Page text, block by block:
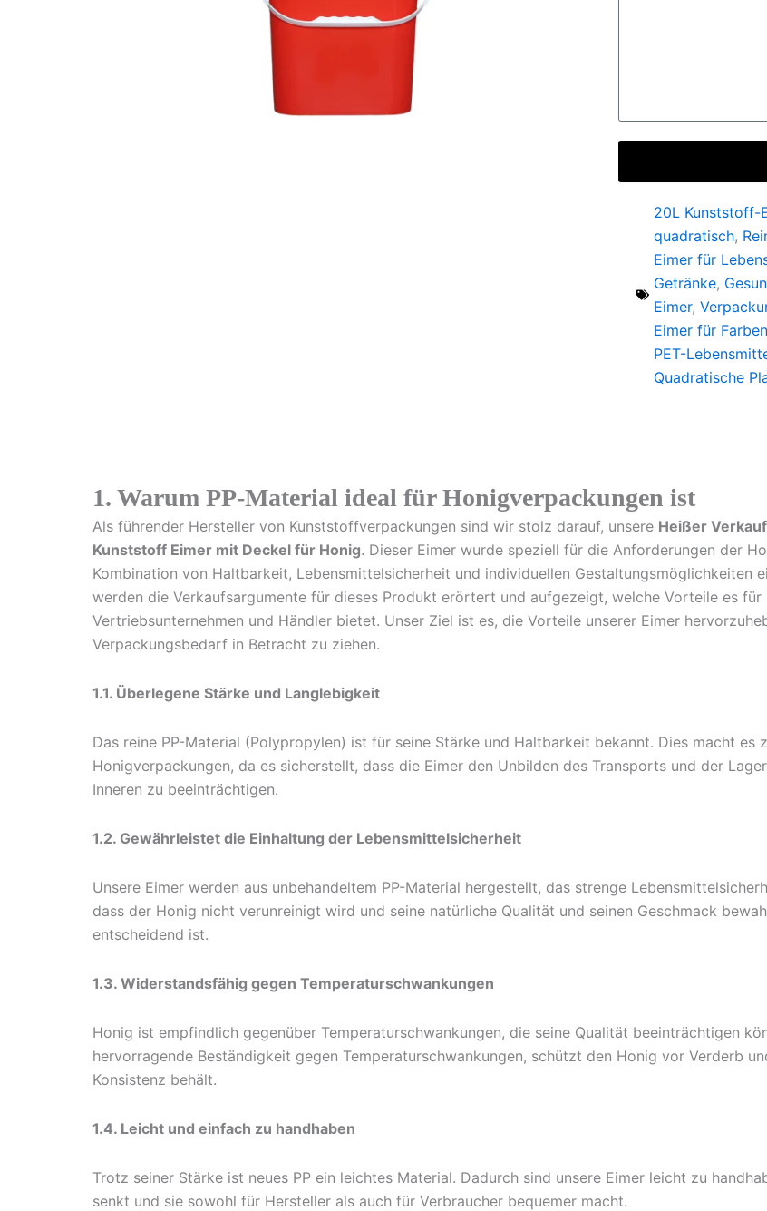
20L Kunststoff-
quadratisch,
Eimer für
Getränke,
Eimer,
Eimer für
PET-
Quadratische
1. Warum PP-Material ideal für Honigverpackungen ist
Als führender Hersteller von Kunststoffverpackungen sind wir stolz darauf, unsere Heißer
Kunststoff Eimer mit Deckel für Honig. Dieser Eimer wurde speziell für die Anforderungen der
Kombination von Haltbarkeit, Lebensmittelsicherheit und individuellen Gestaltungsmöglichkeiten
werden die Verkaufsargumente für dieses Produkt erörtert und aufgezeigt, welche Vorteile es für
Vertriebsunternehmen und Händler bietet. Unser Ziel ist es, die Vorteile unserer Eimer
Verpackungsbedarf in Betracht zu ziehen.
1.1. Überlegene Stärke und Langlebigkeit
Das reine PP-Material (Polypropylen) ist für seine Stärke und Haltbarkeit bekannt. Dies macht es
Honigverpackungen, da es sicherstellt, dass die Eimer den Unbilden des Transports und der
Inneren zu beeinträchtigen.
1.2. Gewährleistet die Einhaltung der Lebensmittelsicherheit
Unsere Eimer werden aus unbehandeltem PP-Material hergestellt, das strenge
dass der Honig nicht verunreinigt wird und seine natürliche Qualität und seinen Geschmack
entscheidend ist.
1.3. Widerstandsfähig gegen Temperaturschwankungen
Honig ist empfindlich gegenüber Temperaturschwankungen, die seine Qualität beeinträchtigen
hervorragende Beständigkeit gegen Temperaturschwankungen, schützt den Honig vor Verderb
Konsistenz behält.
1.4. Leicht und einfach zu handhaben
Trotz seiner Stärke ist neues PP ein leichtes Material. Dadurch sind unsere Eimer leicht zu
senkt und sie sowohl für Hersteller als auch für Verbraucher bequemer macht.